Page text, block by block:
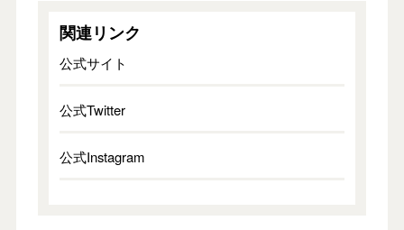
関連リンク
公式サイト
公式Twitter
公式Instagram